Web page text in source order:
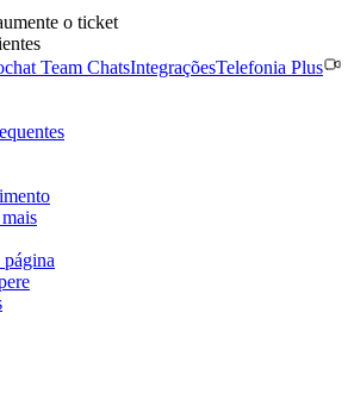
o ticket
Team ChatsIntegraçõesTelefonia Plus